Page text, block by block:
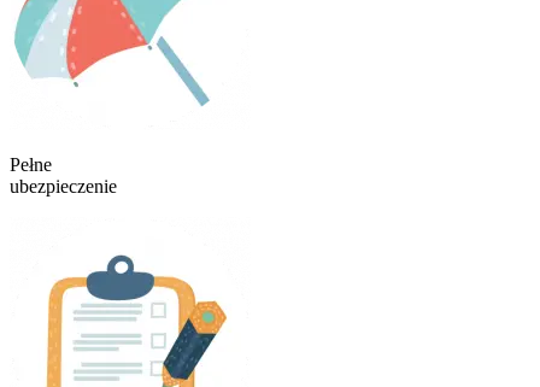
Pełne
ubezpieczenie